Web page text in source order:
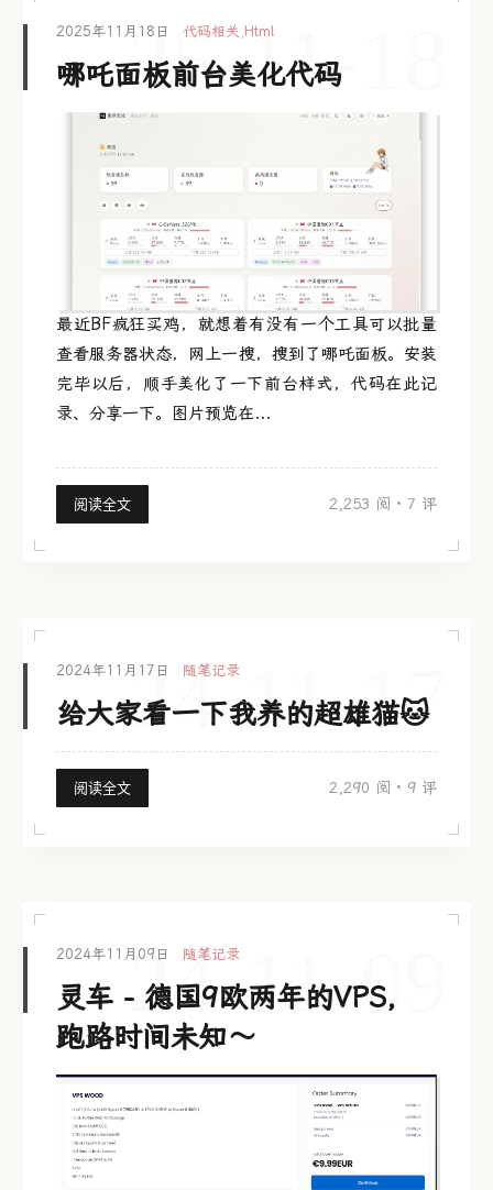
25-11-18
2025年11月18日 代码相关 ,Html
哪吒面板前台美化代码
最近BF疯狂买鸡，就想着有没有一个工具可以批量
查看服务器状态，网上一搜，搜到了哪吒面板。安装
完毕以后，顺手美化了一下前台样式，代码在此记
录、分享一下。图片预览在...
阅读全文 2,253 阅 · 7 评
24-11-17
2024年11月17日 随笔记录
给大家看一下我养的超雄猫🐱
阅读全文 2,290 阅 · 9 评
24-11-09
2024年11月09日 随笔记录
灵车 - 德国9欧两年的VPS，
跑路时间未知～